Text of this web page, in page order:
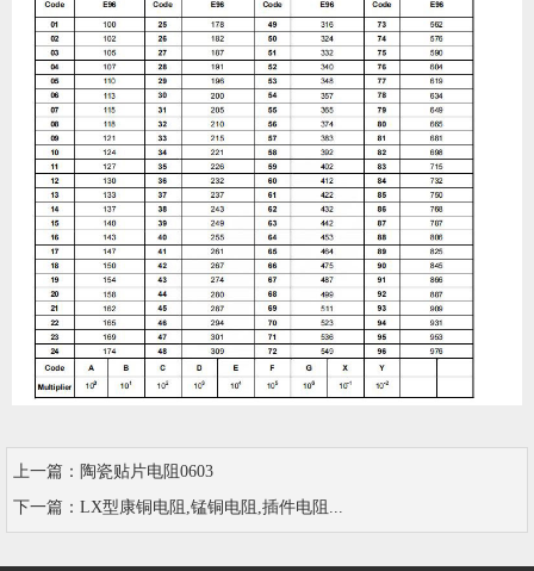
上一篇： 陶瓷贴片电阻0603
下一篇： LX型康铜电阻,锰铜电阻,插件电阻...